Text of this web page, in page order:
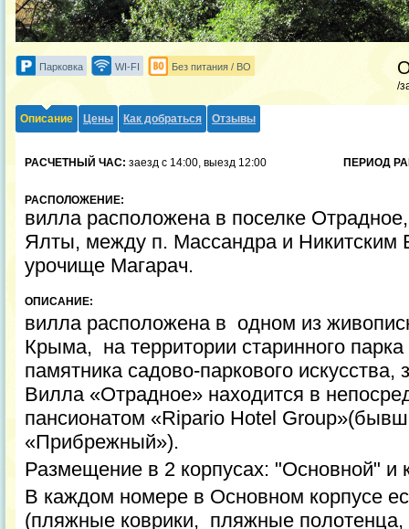
Парковка WI-FI Без питания / BO
/
Описание Цены Как добраться Отзывы
РАСЧЕТНЫЙ ЧАС: заезд с 14:00, выезд 12:00 ПЕРИОД
РАСПОЛОЖЕНИЕ:
вилла расположена в поселке
Ялты, между п. Массандра и Никитским
урочище Магарач.
ОПИСАНИЕ:
вилла расположена в одном из
Крыма, на территории старинного
памятника садово-паркового
Вилла «Отрадное» находится в
пансионатом «Ripario Hotel
«Прибрежный»).
Размещение в 2 корпусах: "Основной" и
В каждом номере в Основном корпусе
(пляжные коврики, пляжные полотенца,